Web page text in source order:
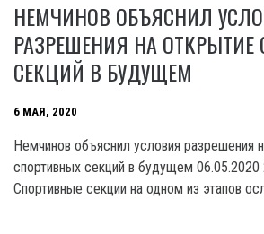
НЕМЧИНОВ ОБЪЯСНИЛ
РАЗРЕШЕНИЯ НА
СЕКЦИЙ В БУДУЩЕМ
6 МАЯ, 2020
Немчинов объяснил условия разрешения
спортивных секций в будущем
Спортивные секции на одном из этапов